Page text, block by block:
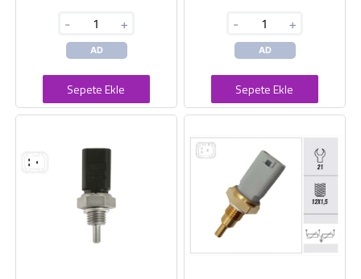
- +
AD
Sepete Ekle
- +
AD
Sepete Ekle